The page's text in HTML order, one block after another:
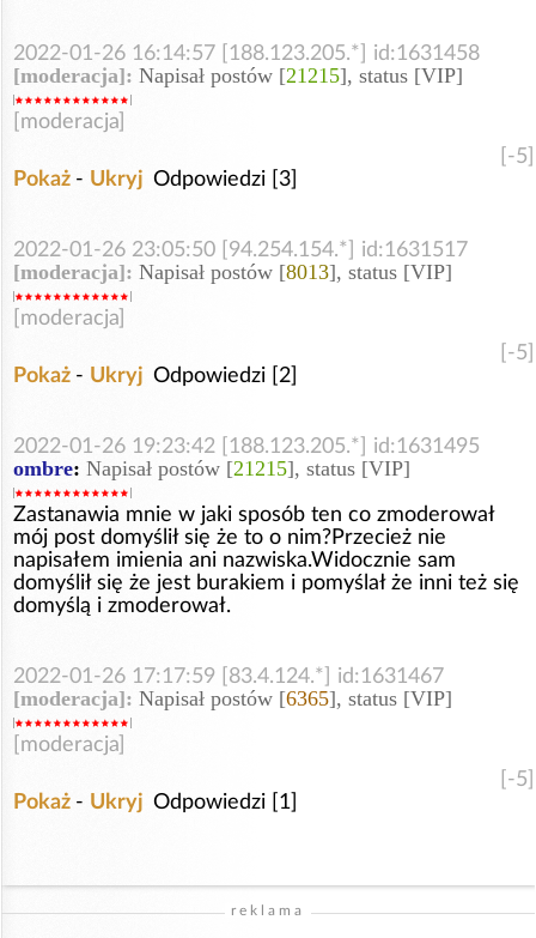
2022-01-26 16:14:57 [188.123.205.*] id:1631458
[moderacja]: Napisał postów [21215], status [VIP]
[moderacja]
[-5]
Pokaż - Ukryj Odpowiedzi [3]
2022-01-26 23:05:50 [94.254.154.*] id:1631517
[moderacja]: Napisał postów [8013], status [VIP]
[moderacja]
[-5]
Pokaż - Ukryj Odpowiedzi [2]
2022-01-26 19:23:42 [188.123.205.*] id:1631495
ombre: Napisał postów [21215], status [VIP]
Zastanawia mnie w jaki sposób ten co zmoderował
mój post domyślił się że to o nim?Przecież nie
napisałem imienia ani nazwiska.Widocznie sam
domyślił się że jest burakiem i pomyślał że inni też się
domyślą i zmoderował.
2022-01-26 17:17:59 [83.4.124.*] id:1631467
[moderacja]: Napisał postów [6365], status [VIP]
[moderacja]
[-5]
Pokaż - Ukryj Odpowiedzi [1]
reklama